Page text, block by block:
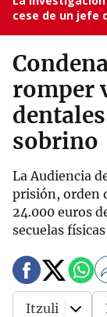
cese de un jefe
romper
sobrino
La Audiencia
prisión, orden
24.000 euros
secuelas
Itzuli